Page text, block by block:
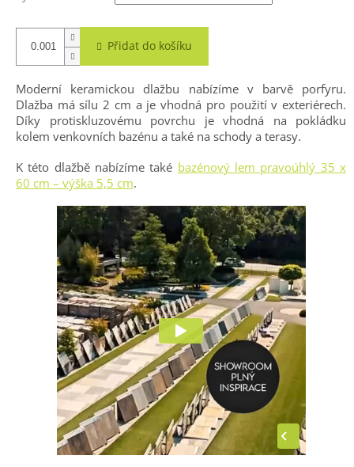
Přidat do košíku
Moderní keramickou dlažbu nabízíme v barvě porfyru.
Dlažba má sílu 2 cm a je vhodná pro použití v exteriérech.
Díky protiskluzovému povrchu je vhodná na pokládku
kolem venkovních bazénu a také na schody a terasy.
K této dlažbě nabízíme také bazénový lem pravoúhlý 35 x
60 cm – výška 5,5 cm.